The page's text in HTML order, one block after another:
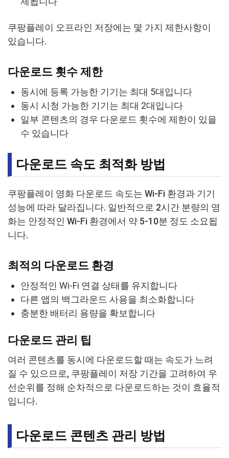
쿠팡플레이 오프라인 저장에는 몇 가지 제한사항이
있습니다.
다운로드 횟수 제한
동시에 등록 가능한 기기는 최대 5대입니다
동시 시청 가능한 기기는 최대 2대입니다
일부 콘텐츠의 경우 다운로드 횟수에 제한이 있을
수 있습니다
다운로드 속도 최적화 방법
쿠팡플레이 영화 다운로드 속도는 Wi-Fi 환경과 기기
성능에 따라 달라집니다. 일반적으로 2시간 분량의 영
화는 안정적인 Wi-Fi 환경에서 약 5-10분 정도 소요됩
니다.
최적의 다운로드 환경
안정적인 Wi-Fi 연결 상태를 유지합니다
다른 앱의 백그라운드 사용을 최소화합니다
충분한 배터리 용량을 확보합니다
다운로드 관리 팁
여러 콘텐츠를 동시에 다운로드할 때는 속도가 느려
질 수 있으므로, 쿠팡플레이 저장 기간을 고려하여 우
선순위를 정해 순차적으로 다운로드하는 것이 효율적
입니다.
다운로드 콘텐츠 관리 방법